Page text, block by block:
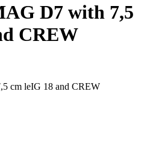
D7 with 7,5
CREW
cm leIG 18 and CREW